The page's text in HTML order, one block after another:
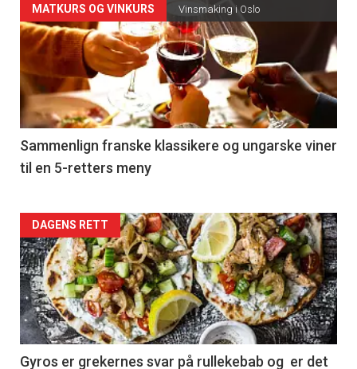
Forsiden
akkurat
nå
-
5
MATKURS OG VINKURS Vinsmaking i Oslo
Sammenlign franske klassikere og ungarske viner
til en 5-retters meny
Forsiden
akkurat
nå
-
6
DAGENS RETT
Gyros er grekernes svar på rullekebab og er det